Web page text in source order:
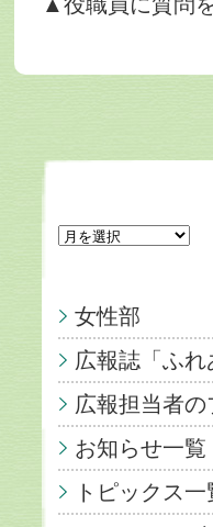
▲役職員に質問
女性部
広報誌「ふれ
広報担当者の
お知らせ一覧
トピックス一